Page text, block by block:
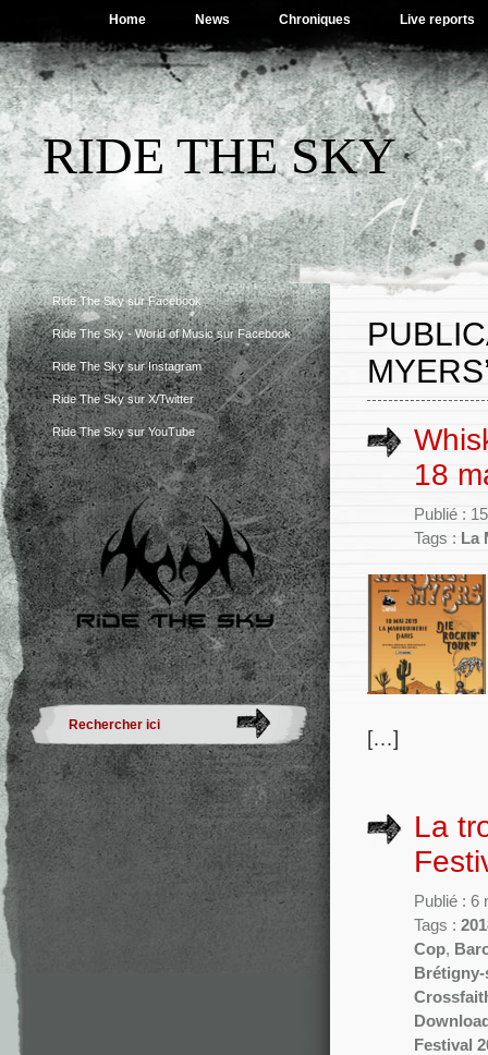
Home News Chroniques Live reports
RIDE THE SKY
Ride The Sky sur Facebook
Ride The Sky - World of Music sur Facebook
Ride The Sky sur Instagram
Ride The Sky sur X/Twitter
Ride The Sky sur YouTube
18
Publié :
Tags : La
[…]
La
Publié : 6
Tags :
Cop,
Festival